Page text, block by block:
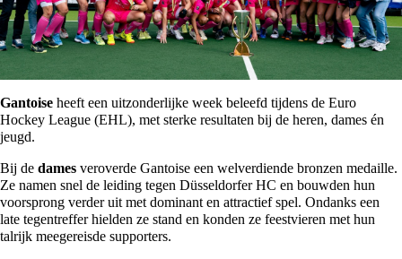
Gantoise heeft een uitzonderlijke week beleefd tijdens de Euro
Hockey League (EHL), met sterke resultaten bij de heren, dames én
jeugd.
Bij de dames veroverde Gantoise een welverdiende bronzen medaille.
Ze namen snel de leiding tegen Düsseldorfer HC en bouwden hun
voorsprong verder uit met dominant en attractief spel. Ondanks een
late tegentreffer hielden ze stand en konden ze feestvieren met hun
talrijk meegereisde supporters​.